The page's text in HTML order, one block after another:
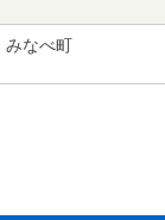
みなべ町